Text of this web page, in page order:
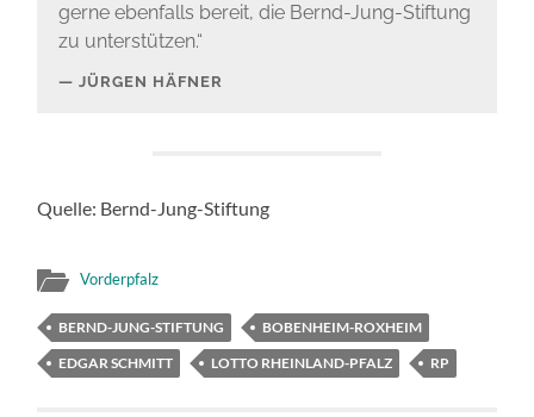
gerne ebenfalls bereit, die Bernd-Jung-Stiftung
zu unterstützen.“
JÜRGEN HÄFNER
Quelle: Bernd-Jung-Stiftung
Vorderpfalz
BERND-JUNG-STIFTUNG
BOBENHEIM-ROXHEIM
EDGAR SCHMITT
LOTTO RHEINLAND-PFALZ RP